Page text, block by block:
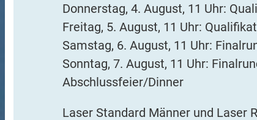
Donnerstag, 4. August, 11 Uhr:
Freitag, 5. August, 11 Uhr:
Samstag, 6. August, 11 Uhr:
Sonntag, 7. August, 11 Uhr:
Abschlussfeier/Dinner
Laser Standard Männer und Laser